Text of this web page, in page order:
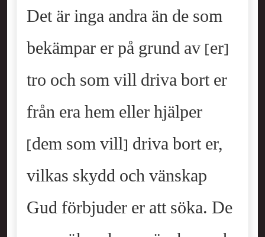
Det är inga andra än de som
bekämpar er på grund av [er]
tro och som vill driva bort er
från era hem eller hjälper
[dem som vill] driva bort er,
vilkas skydd och vänskap
Gud förbjuder er att söka. De